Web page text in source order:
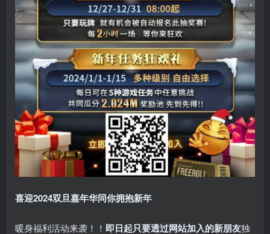
喜迎2024双旦嘉年华同你拥抱新年
暖身福利活动来袭！！ 即日起只要透过网站加入的新朋友独